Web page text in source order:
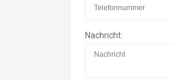
Nachricht: